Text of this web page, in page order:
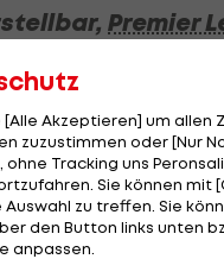
Premier
Champions-League-
noch in guter
hatte ich mit
sagt er. Als bisher
Zidane mit Real von
[Alle Akzeptieren] um allen
zuzustimmen oder [Nur
ohne Tracking uns
Sie können mit
zu treffen. Sie
den Button links unten
anpassen.